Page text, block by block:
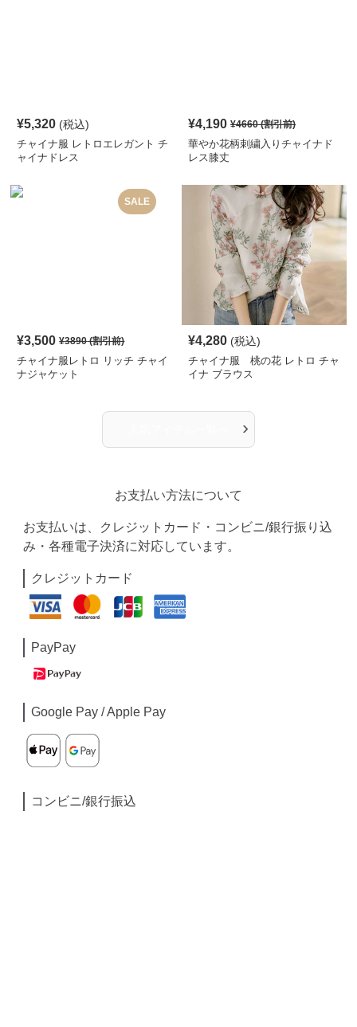
¥5,320 (税込)
チャイナ服 レトロエレガント チ
ャイナドレス
¥4,190 ¥4660(割引前)
華やか花柄刺繍入りチャイナド
レス膝丈
SALE
¥3,500 ¥3890(割引前)
チャイナ服レトロ リッチ チャイ
ナジャケット
¥4,280 (税込)
チャイナ服 桃の花 レトロ チャ
イナ ブラウス
›
お支払い方法について
お支払いは、クレジットカード・コンビニ/銀行振り込
み・各種電子決済に対応しています。
クレジットカード
PayPay
Google Pay / Apple Pay
コンビニ/銀行振込